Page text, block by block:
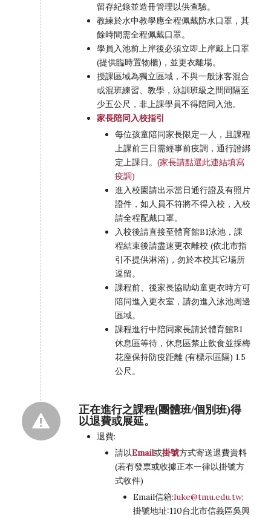
留存紀錄並造冊管理以供查驗。
教練於水中教學應全程佩戴防水口罩，其
餘時間需全程佩戴口罩。
學員入池前上岸後必須立即上岸戴上口罩
(提供臨時置物櫃)，並更衣離場。
授課區域為獨立區域，不與一般泳客混合
或混班練習、教學，泳訓班級之間間隔至
少五公尺，非上課學員不得陪同入池。
家長陪同入校指引
每位孩童陪同家長限定一人，且課程
上課前三日需經事前疫調，通行證綁
定上課日。 (家長請點選此連結填寫
疫調)
進入校園請出示當日通行證及有照片
證件，如人員不符將不得入校，入校
請全程配戴口罩。
入校後請直接至體育館B1泳池，課
程結束後請盡速更衣離校 (依北市指
引不提供淋浴)，勿於本校其它場所
逗留。
課程前、後家長協助幼童更衣時方可
陪同進入更衣室，請勿進入泳池周邊
區域。
課程進行中陪同家長請於體育館B1
休息區等待，休息區禁止飲食並採梅
花座保持防疫距離 (有標示區隔) 1.5
公尺。
正在進行之課程(團體班/個別班)得
以退費或展延。
退費:
請以Email或掛號方式寄送退費資料
(若有發票或收據正本一律以掛號方
式收件)
Email信箱:luke@tmu.edu.tw;
掛號地址:110台北市信義區吳興